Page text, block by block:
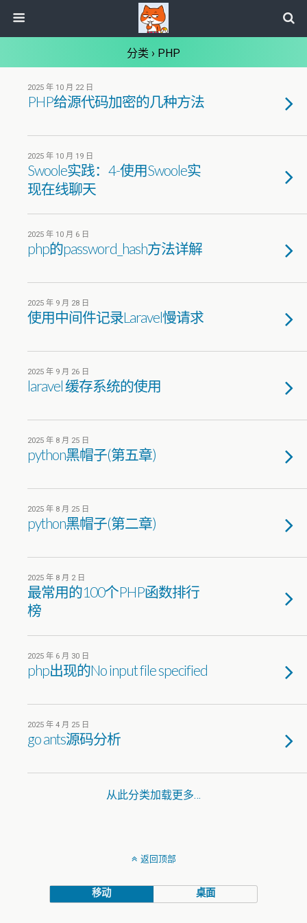
分类 › PHP
2025 年 10 月 22 日
PHP给源代码加密的几种方法
2025 年 10 月 19 日
Swoole实践：4-使用Swoole实
现在线聊天
2025 年 10 月 6 日
php的password_hash方法详解
2025 年 9 月 28 日
使用中间件记录Laravel慢请求
2025 年 9 月 26 日
laravel 缓存系统的使用
2025 年 8 月 25 日
python黑帽子(第五章)
2025 年 8 月 25 日
python黑帽子(第二章)
2025 年 8 月 2 日
最常用的100个PHP函数排行
榜
2025 年 6 月 30 日
php出现的No input file specified
2025 年 4 月 25 日
go ants源码分析
从此分类加载更多…
返回顶部
移动 桌面